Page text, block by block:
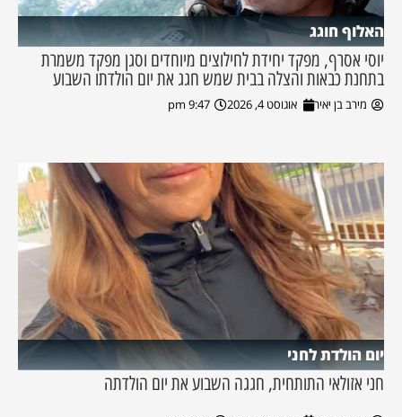
האלוף חוגג
יוסי אסרף, מפקד יחידת לחילוצים מיוחדים וסגן מפקד משמרת
בתחנת כבאות והצלה בבית שמש חגג את יום הולדתו השבוע
מירב בן יאיר אוגוסט 4, 2026 9:47 pm
יום הולדת לחני
חני אזולאי התותחית, חגגה השבוע את יום הולדתה